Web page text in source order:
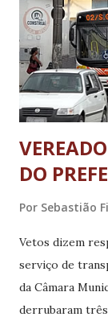
DO
Por Sebastião
Vetos dizem
serviço de
da Câmara
derrubaram